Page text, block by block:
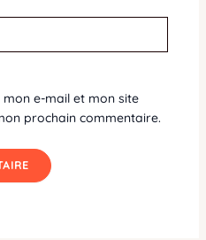
e-mail et mon site
prochain commentaire.